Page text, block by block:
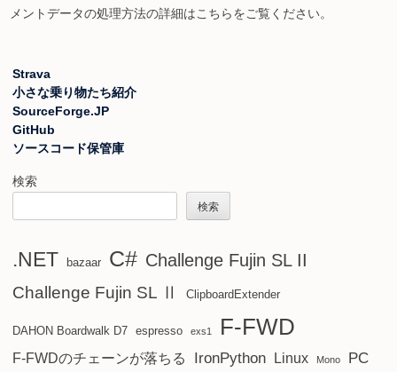
メントデータの処理方法の詳細はこちらをご覧ください。
Strava
小さな乗り物たち紹介
SourceForge.JP
GitHub
ソースコード保管庫
検索
検索
.NET bazaar C# Challenge Fujin SL II
Challenge Fujin SL Ⅱ ClipboardExtender
DAHON Boardwalk D7 espresso exs1 F-FWD
F-FWDのチェーンが落ちる IronPython Linux Mono PC